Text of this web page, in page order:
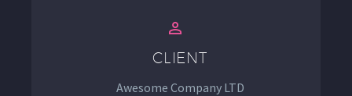


CLIENT
Awesome Company LTD